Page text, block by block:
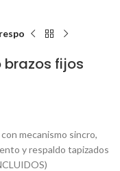
brazos fijos
mecanismo sincro,
y respaldo tapizados